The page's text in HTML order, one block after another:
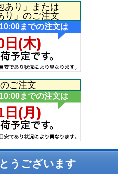
あり」または
り」のご注文
ご注文
うございます